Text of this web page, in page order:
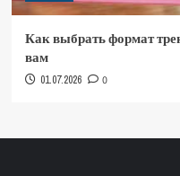
Как выбрать формат
вам
01.07.2026 0